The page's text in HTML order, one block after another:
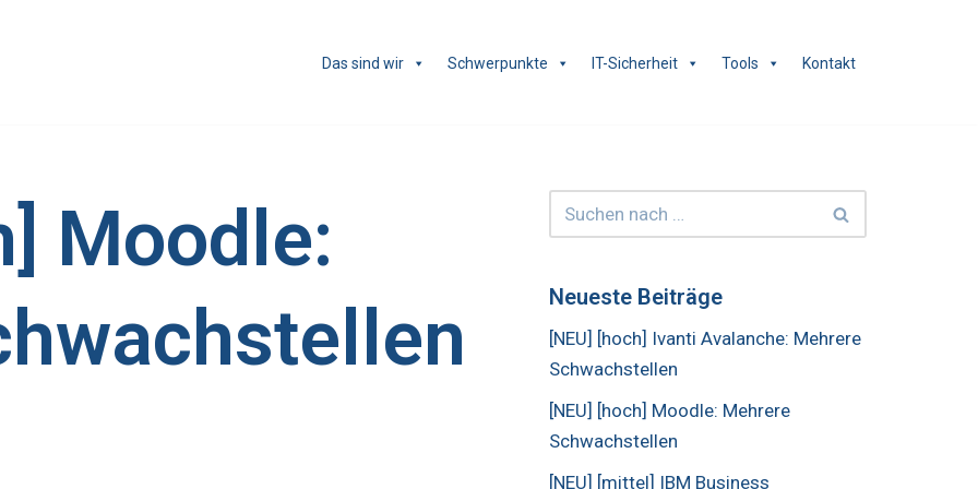
Das sind wir Schwerpunkte IT-Sicherheit Tools Kontakt
Moodle:
Neueste Beiträge
[NEU] [hoch] Ivanti Avalanche: Mehrere
Schwachstellen
[NEU] [hoch] Moodle: Mehrere
Schwachstellen
[NEU] [mittel] IBM Business